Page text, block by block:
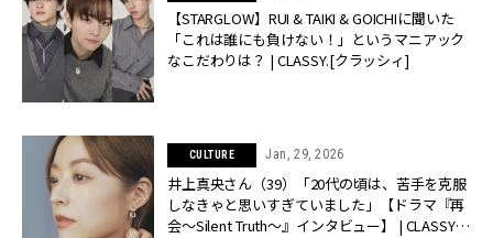
【STARGLOW】RUI & TAIKI & GOICHIに聞いた
「これは誰にも負けない！」というマニアック
なこだわりは？ | CLASSY.[クラッシィ]
CULTURE Jan, 29, 2026
井上真央さん（39）「20代の頃は、苦手を克服
しなきゃと思いすぎていました」【ドラマ『再
会〜Silent Truth〜』インタビュー】 | CLASSY.